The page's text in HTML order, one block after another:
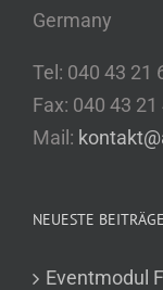
Germany
Tel: 040 43 21
Fax: 040 43 21
Mail:
NEUESTE BEITRÄGE
Eventmodul